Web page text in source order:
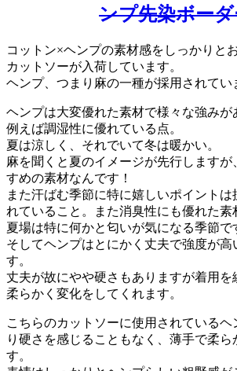
ンプ先染ボー
コットン×ヘンプの素材感をしっかりと
カットソーが入荷しています。
ヘンプ、つまり麻の一種が採用されてい
ヘンプは大変優れた素材で様々な強みが
例えば調湿性に優れている点。
夏は涼しく、それでいて冬は暖かい。
麻を聞くと夏のイメージが先行しますが
すめの素材なんです！
また汗ばむ季節に特に嬉しいポイント
れていること。また消臭性にも優れた素
夏場は特に何かと匂いが気になる季節で
そしてヘンプはとにかく丈夫で強度が高
す。
丈夫が故にやや硬さもありますが着用を
柔らかく変化をしてくれます。
こちらのカットソーに使用されているヘ
り硬さを感じることもなく、薄手で柔
す。